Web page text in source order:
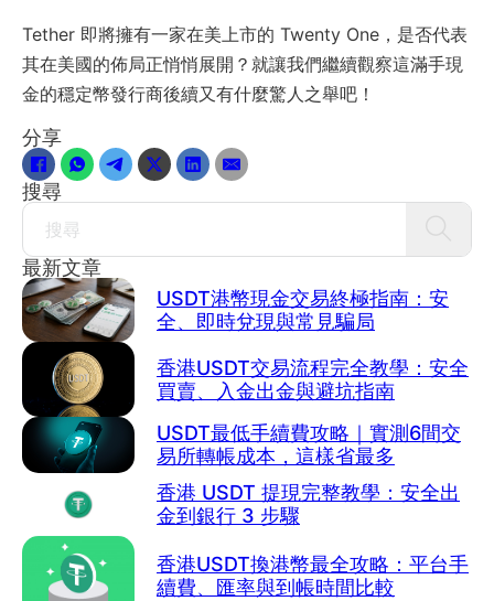
Tether 即將擁有一家在美上市的 Twenty One，是否代表
其在美國的佈局正悄悄展開？就讓我們繼續觀察這滿手現
金的穩定幣發行商後續又有什麼驚人之舉吧！
分享
搜尋
Search
最新文章
USDT港幣現金交易終極指南：安
全、即時兌現與常見騙局
香港USDT交易流程完全教學：安全
買賣、入金出金與避坑指南
USDT最低手續費攻略｜實測6間交
易所轉帳成本，這樣省最多
香港 USDT 提現完整教學：安全出
金到銀行 3 步驟
香港USDT換港幣最全攻略：平台手
續費、匯率與到帳時間比較